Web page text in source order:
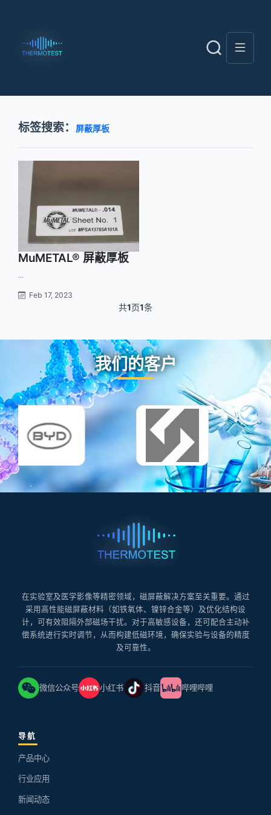
标签搜索： 屏蔽厚板
MuMETAL® 屏蔽厚板
...
Feb 17, 2023
共1页1条
我们的客户
在实验室及医学影像等精密领域，磁屏蔽解决方案至关重要。通过
采用高性能磁屏蔽材料（如铁氧体、镍锌合金等）及优化结构设
计，可有效阻隔外部磁场干扰。对于高敏感设备，还可配合主动补
偿系统进行实时调节，从而构建低磁环境，确保实验与设备的精度
及可靠性。
微信公众号 小红书 抖音 哔哩哔哩
导航
产品中心
行业应用
新闻动态